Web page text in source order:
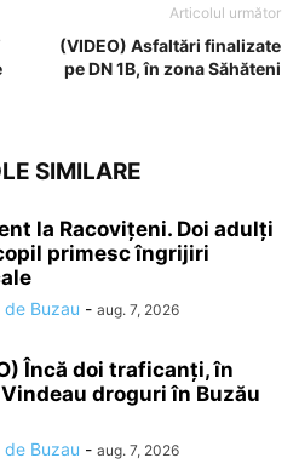
Articolul următor
(VIDEO) Asfaltări finalizate
pe DN 1B, în zona Săhăteni
SIMILARE
la Racovițeni. Doi adulți
primesc îngrijiri
Buzau - aug. 7, 2026
Încă doi traficanți, în
droguri în Buzău
Buzau - aug. 7, 2026